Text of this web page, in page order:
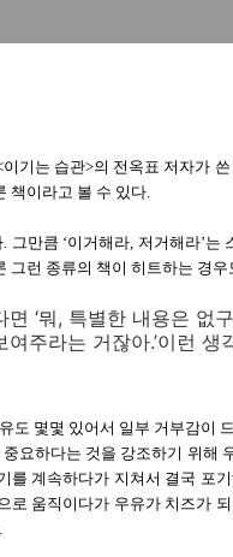
기는 습관>의 전옥표 저자가
책이라고 볼 수 있다.
만큼 ‘이거해라, 저거해라’는
그런 종류의 책이 히트하는 경우
‘뭐, 특별한 내용은 없
여주라는 거잖아.’이런 생
도 몇몇 있어서 일부 거부감이
요하다는 것을 강조하기 위해
를 계속하다가 지쳐서 결국 포
로 움직이다가 우유가 치즈가